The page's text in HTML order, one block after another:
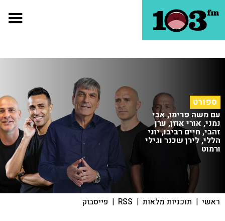
ספורט
עם משה פרימו, אבי
נמני, אורי אוזן, ערן
זהבי, חיים רביבו, יוני
הללי, לירן שכנר וגילי
ורמוט
ראשי | תוכניות מלאות |
RSS
| פייסבוק